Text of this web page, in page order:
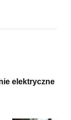
elektryczne